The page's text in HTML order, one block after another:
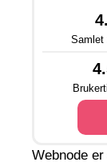
Samlet
Webnode